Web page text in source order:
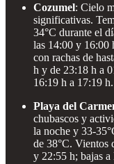
Cozumel: Cielo
significativas.
34°C durante el
las 14:00 y 16:00
con rachas de
h y de 23:18 h a
16:19 h a 17:19 h.
Playa del
chubascos y
la noche y 33-
de 38°C. Vientos
y 22:55 h; bajas